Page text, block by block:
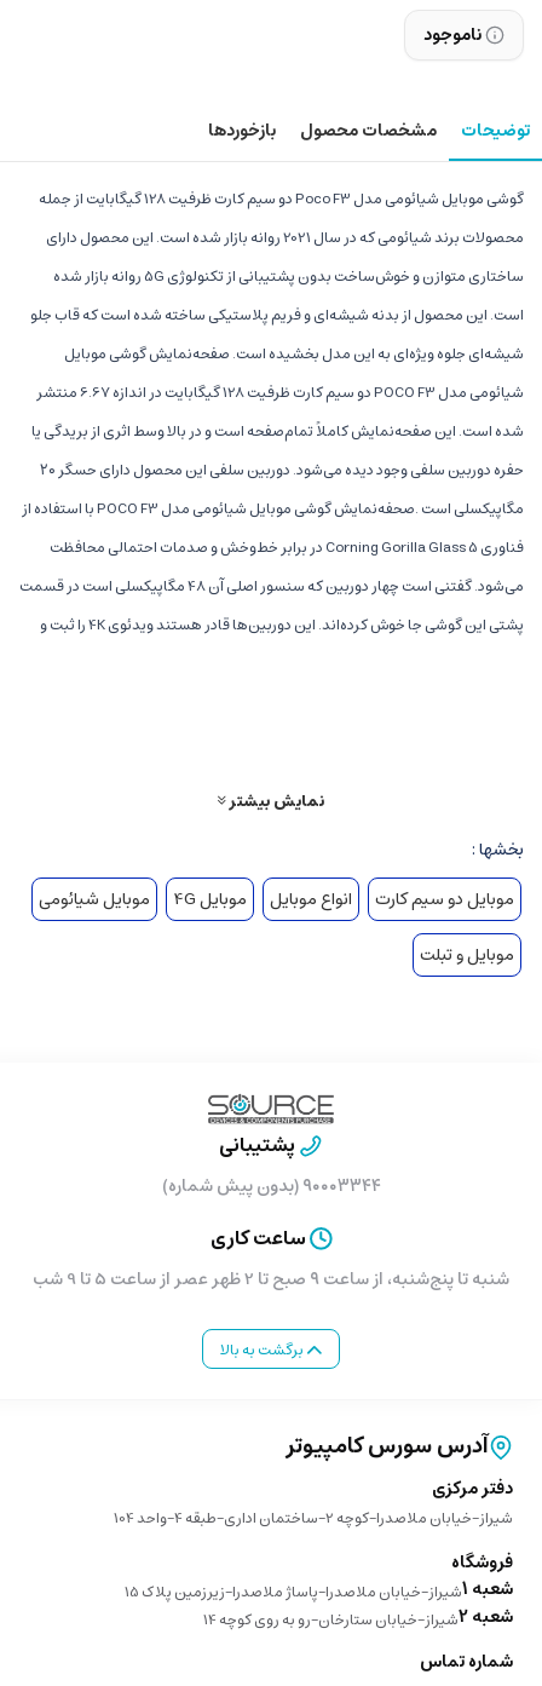
ناموجود
توضیحات مشخصات محصول بازخوردها
گوشی موبایل شیائومی مدل Poco F3 دو سیم‌ کارت ظرفیت 128 گیگابایت از جمله
محصولات برند شیائومی که در سال 2021 روانه بازار شده است. این محصول دارای
ساختاری متوازن و خوش‌ساخت بدون پشتیبانی از تکنولوژی 5G روانه بازار شده
است. این محصول از بدنه شیشه‌ای و فریم پلاستیکی ساخته شده است که قاب جلو
شیشه‌ای جلوه ویژه‌ای به این مدل بخشیده است. صفحه‌نمایش گوشی موبایل
شیائومی مدل POCO F3 دو سیم‌ کارت ظرفیت 128 گیگابایت در اندازه 6.67 منتشر
شده است. این صفحه‌نمایش کاملاً تمام‌صفحه است و در بالا وسط اثری از بریدگی یا
حفره دوربین سلفی وجود دیده می‌شود. دوربین سلفی این محصول دارای حسگر ۲۰
مگاپیکسلی است .صحفه‌نمایش گوشی موبایل شیائومی مدل POCO F3 با استفاده از
فناوری Corning Gorilla Glass 5 در برابر خط‌وخش و صدمات احتمالی محافظت
می‌شود. گفتنی است چهار دوربین که سنسور اصلی آن 48 مگاپیکسلی است در قسمت
پشتی این گوشی جا خوش کرده‌اند. این دوربین‌ها قادر هستند ویدئوی 4K را ثبت و
نمایش بیشتر
بخشها :
موبایل دو سیم کارت
انواع موبایل موبایل 4G
موبایل شیائومی
موبایل و تبلت
پشتیبانی
۹۰۰۰۳۳۴۴ (بدون پیش شماره)
ساعت کاری
شنبه تا پنج‌شنبه، از ساعت ۹ صبح تا 2 ظهر عصر از ساعت 5 تا 9 شب
برگشت به بالا
آدرس سورس کامپیوتر
دفتر مرکزی
شیراز-خیابان ملاصدرا-کوچه 2-ساختمان اداری-طبقه 4-واحد 104
فروشگاه
شعبه 1 شیراز-خیابان ملاصدرا-پاساژ ملاصدرا-زیرزمین پلاک 15
شعبه 2 شیراز-خیابان ستارخان-رو به روی کوچه 14
شماره تماس